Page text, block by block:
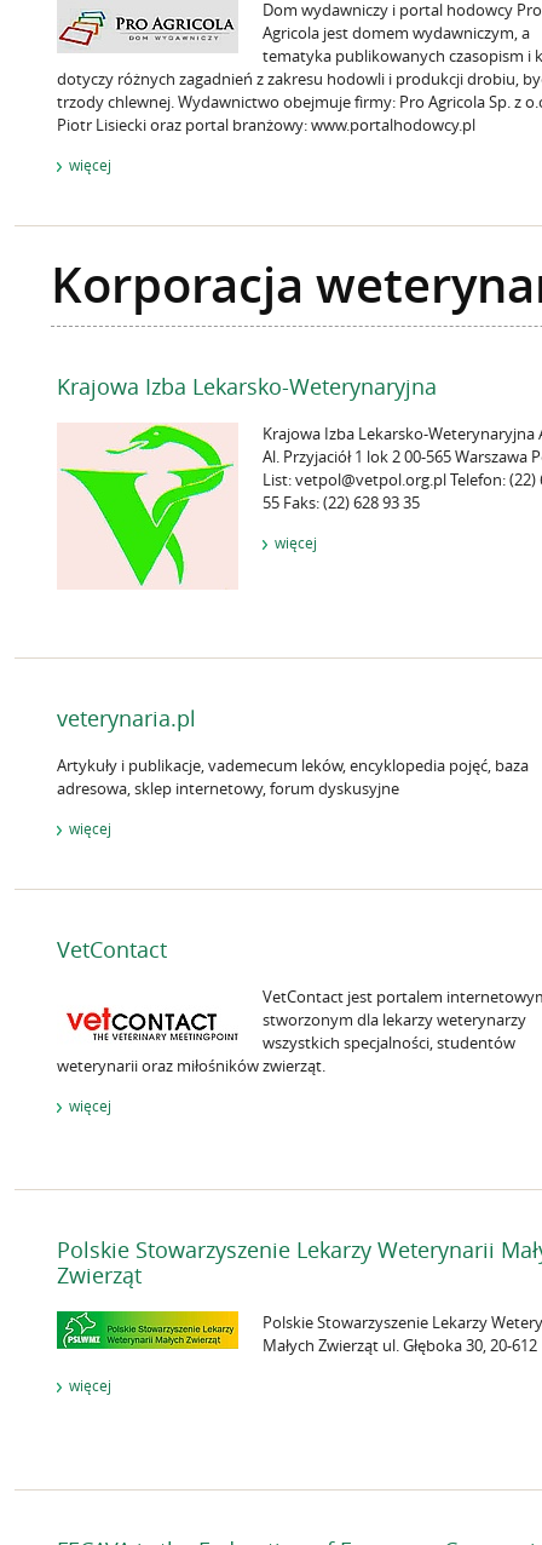
Dom wydawniczy i portal hodowcy Pro
Agricola jest domem wydawniczym, a
tematyka publikowanych czasopism i
dotyczy różnych zagadnień z zakresu hodowli i produkcji drobiu,
trzody chlewnej. Wydawnictwo obejmuje firmy: Pro Agricola Sp. z
Piotr Lisiecki oraz portal branżowy: www.portalhodowcy.pl
więcej
Korporacja
Krajowa Izba Lekarsko-Weterynaryjna
Krajowa Izba Lekarsko-Weterynaryjna
Al. Przyjaciół 1 lok 2 00-565 Warszawa
List: vetpol@vetpol.org.pl Telefon: (22)
55 Faks: (22) 628 93 35
więcej
veterynaria.pl
Artykuły i publikacje, vademecum leków, encyklopedia pojęć, baza
adresowa, sklep internetowy, forum dyskusyjne
więcej
VetContact
VetContact jest portalem
stworzonym dla lekarzy weterynarzy
wszystkich specjalności, studentów
weterynarii oraz miłośników zwierząt.
więcej
Polskie Stowarzyszenie Lekarzy Weterynarii
Zwierząt
Polskie Stowarzyszenie Lekarzy
Małych Zwierząt ul. Głęboka 30, 20-
więcej